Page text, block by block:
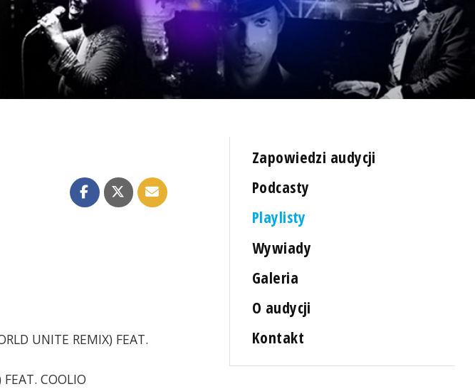
UNITE REMIX) FEAT.
COOLIO
Zapowiedzi audycji
Podcasty
Playlisty
Wywiady
Galeria
O audycji
Kontakt